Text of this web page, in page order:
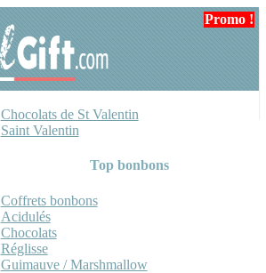
Chocolats de St Valentin
Saint Valentin
Top bonbons
Coffrets bonbons
Acidulés
Chocolats
Réglisse
Guimauve / Marshmallow
Promo !
Promo !
Promo !